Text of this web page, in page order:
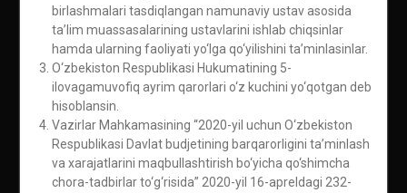
birlashmalari tasdiqlangan namunaviy ustav asosida
ta’lim muassasalarining ustavlarini ishlab chiqsinlar
hamda ularning faoliyati yo‘lga qo‘yilishini ta’minlasinlar.
O‘zbekiston Respublikasi Hukumatining 5-
ilovagamuvofiq ayrim qarorlari o‘z kuchini yo‘qotgan deb
hisoblansin.
Vazirlar Mahkamasining “2020-yil uchun O‘zbekiston
Respublikasi Davlat budjetining barqarorligini ta’minlash
va xarajatlarini maqbullashtirish bo‘yicha qo‘shimcha
chora-tadbirlar to‘g‘risida” 2020-yil 16-apreldagi 232-